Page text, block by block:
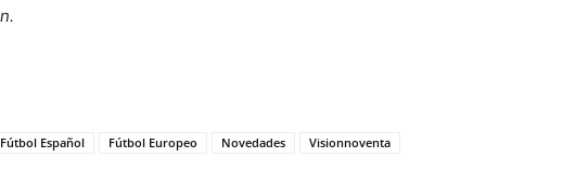
Fútbol Español Fútbol Europeo Novedades Visionnoventa